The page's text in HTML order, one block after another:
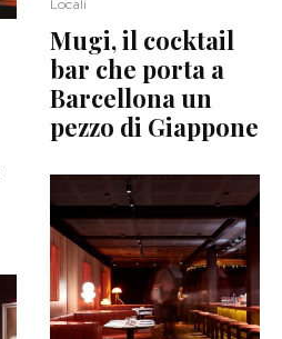
Locali
Mugi, il cocktail
bar che porta a
Barcellona un
pezzo di Giappone